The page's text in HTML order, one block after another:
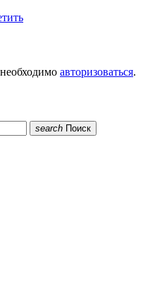
авторизоваться.
search Поиск